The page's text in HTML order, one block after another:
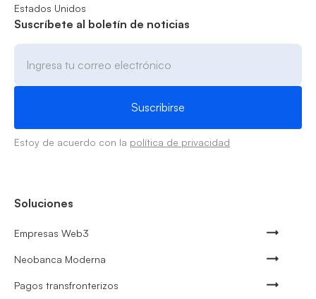
Estados Unidos
Suscríbete al boletín de noticias
Estoy de acuerdo con la política de privacidad
Soluciones
Empresas Web3
Neobanca Moderna
Pagos transfronterizos